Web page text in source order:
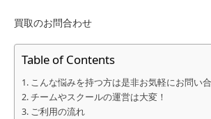
買取のお問合わせ
Table of Contents
こんな悩みを持つ方は是非お気軽にお問い
チームやスクールの運営は大変！
ご利用の流れ